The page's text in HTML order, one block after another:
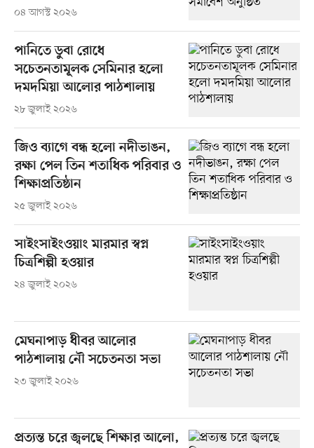
০৪ আগস্ট ২০২৬
পানিতে ডুবা রোধে
সচেতনতামূলক সেমিনার হলো
দমদমিয়া আলোর পাঠশালায়
২৮ জুলাই ২০২৬
জিও ব্যাগে বন্ধ হলো নদীভাঙন,
রক্ষা পেল তিন শতাধিক পরিবার ও
শিক্ষাপ্রতিষ্ঠান
২৫ জুলাই ২০২৬
সাইংসাইংওয়াং মারমার স্বপ্ন
চিত্রশিল্পী হওয়ার
২৪ জুলাই ২০২৬
মেঘনাপাড় ধীবর আলোর
পাঠশালায় নৌ সচেতনতা সভা
২৩ জুলাই ২০২৬
প্রত্যন্ত চরে জ্বলছে শিক্ষার আলো,